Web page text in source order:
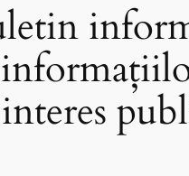
interes